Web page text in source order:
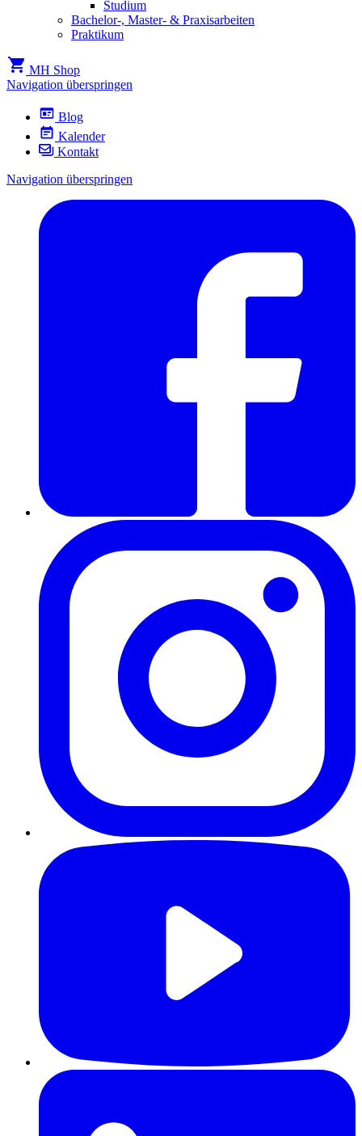
Studium
Bachelor-, Master- & Praxisarbeiten
Praktikum
MH Shop
Navigation überspringen
Blog
Kalender
Kontakt
Navigation überspringen